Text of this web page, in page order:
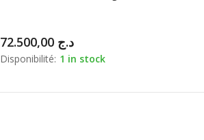
د.ج
Disponibilité: 1 in stock